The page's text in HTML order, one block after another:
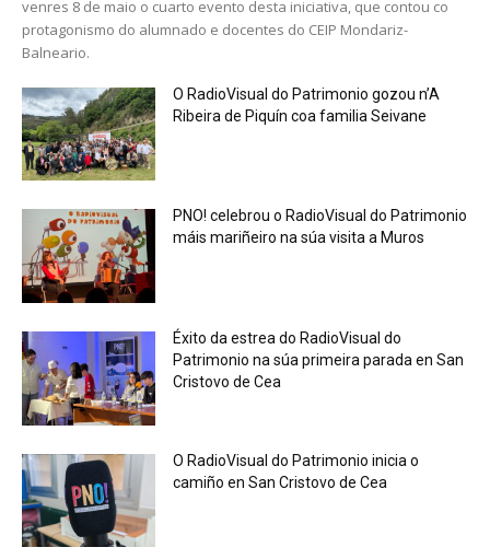
venres 8 de maio o cuarto evento desta iniciativa, que contou co
protagonismo do alumnado e docentes do CEIP Mondariz-
Balneario.
O RadioVisual do Patrimonio gozou n’A
Ribeira de Piquín coa familia Seivane
PNO! celebrou o RadioVisual do Patrimonio
máis mariñeiro na súa visita a Muros
Éxito da estrea do RadioVisual do
Patrimonio na súa primeira parada en San
Cristovo de Cea
O RadioVisual do Patrimonio inicia o
camiño en San Cristovo de Cea